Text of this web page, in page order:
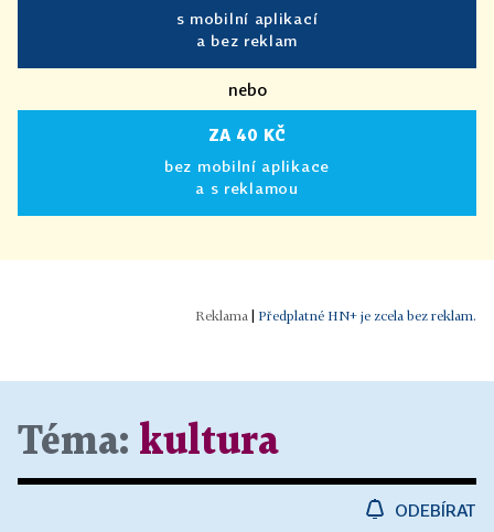
s mobilní aplikací
a bez reklam
nebo
ZA 40 KČ
bez mobilní aplikace
a s reklamou
Předplatné HN+ je zcela bez reklam.
Téma: kultura
ODEBÍRAT